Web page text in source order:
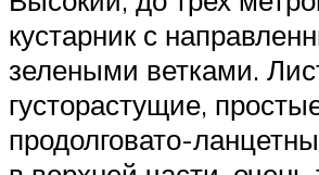
кустарник с
зелеными ветками.
густорастущие,
продолговато-